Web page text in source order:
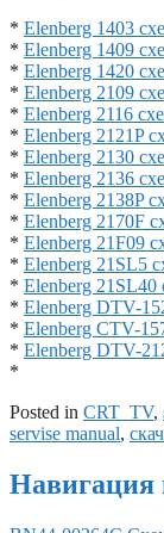
* Elenberg 1403
* Elenberg 1409
* Elenberg 1420
* Elenberg 2109
* Elenberg 2116
* Elenberg 2121P
* Elenberg 2130
* Elenberg 2136
* Elenberg 2138P
* Elenberg 2170F
* Elenberg 21F09
* Elenberg 21SL5
* Elenberg 21SL40
* Elenberg DTV-
* Elenberg CTV-
* Elenberg DTV-
*
Posted in CRT_TV,
servise manual,
Навигация